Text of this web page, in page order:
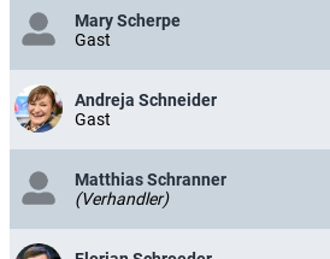
Mary Scherpe
Gast
Andreja Schneider
Gast
Matthias Schranner
(Verhandler)